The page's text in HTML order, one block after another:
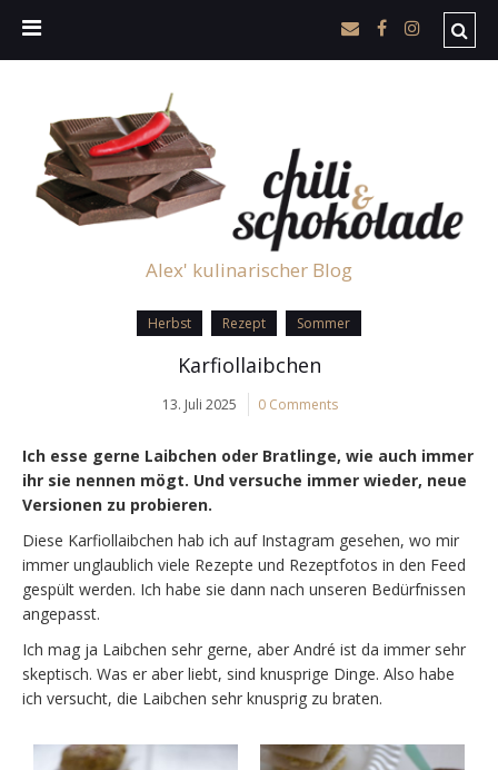
Alex' kulinarischer Blog
Herbst Rezept Sommer
Karfiollaibchen
13. Juli 2025 0 Comments
Ich esse gerne Laibchen oder Bratlinge, wie auch immer
ihr sie nennen mögt. Und versuche immer wieder, neue
Versionen zu probieren.
Diese Karfiollaibchen hab ich auf Instagram gesehen, wo mir
immer unglaublich viele Rezepte und Rezeptfotos in den Feed
gespült werden. Ich habe sie dann nach unseren Bedürfnissen
angepasst.
Ich mag ja Laibchen sehr gerne, aber André ist da immer sehr
skeptisch. Was er aber liebt, sind knusprige Dinge. Also habe
ich versucht, die Laibchen sehr knusprig zu braten.